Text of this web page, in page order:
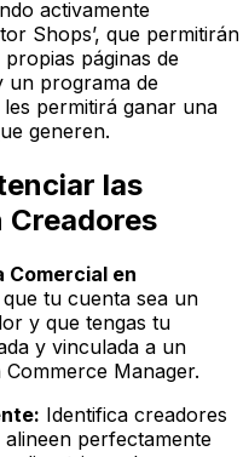
activamente
Shops’, que permitirán
páginas de
un programa de
permitirá ganar una
generen.
las
Comercial en
tu cuenta sea un
y que tengas tu
y vinculada a un
Manager.
Identifica creadores
perfectamente